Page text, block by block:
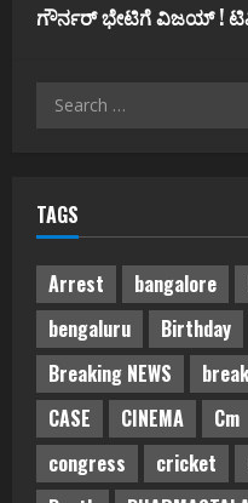
ಗೌರ್ನರ್‌ ಭೇಟಿಗೆ ವಿಜಯ್‌ !
Search
TAGS
Arrest bangalore
bengaluru
Birthday
Breaking NEWS
CASE
CINEMA Cm
congress
cricket